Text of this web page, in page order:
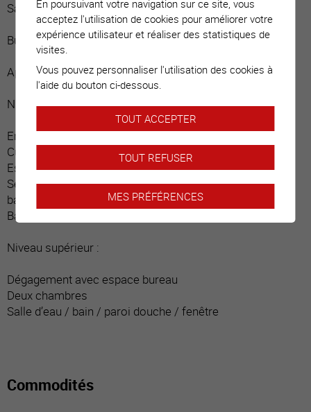
Salle d’eau / douche / radiateur sèche-linge / fenêtre
Buanderie / local technique
Appartement 3.5 pces, étages :
Niveau principal :
Entrée indépendante / dégagement
Cuisine ouverte
Espace repas donnant sur balcon
Séjour avec cheminée munie d’un insert, donnant sur
balcon (baie vitrée avec porte coulissante)
Balcon / terrasse (devant entrée de l’appartement, Sud)
Niveau supérieur :
Dégagement avec espace bureau
Deux chambres
Salle d’eau / bain / paroi douche / fenêtre
Commodités
En poursuivant votre navigation sur ce site, vous
acceptez l'utilisation de cookies pour améliorer votre
expérience utilisateur et réaliser des statistiques de
visites.
Vous pouvez personnaliser l'utilisation des cookies à
l'aide du bouton ci-dessous.
TOUT ACCEPTER
TOUT REFUSER
MES PRÉFÉRENCES